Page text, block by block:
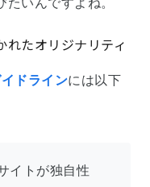
たオリジナリティ
ドラインには以下
イトが独自性